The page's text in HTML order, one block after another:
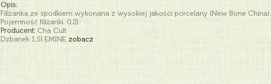
Opis:
Filiżanka ze spodkiem wykonana z wysokiej jakości porcelany (New Bone China).
Pojemność filiżanki: 0,2l
Producent:Cha Cult
Dzbanek 1,5l EMINEzobacz